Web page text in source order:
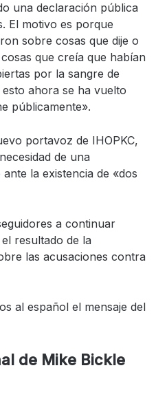
una declaración pública
El motivo es porque
sobre cosas que dije o
que creía que habían
por la sangre de
ahora se ha vuelto
públicamente».
portavoz de IHOPKC,
de una
la existencia de «dos
a continuar
resultado de la
las acusaciones contra
al español el mensaje del
de Mike Bickle